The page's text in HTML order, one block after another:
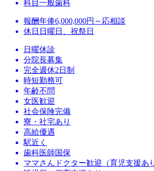
科目 一般歯科
報酬年俸6,000,000円～応相談
休日 日曜日、祝祭日
日曜休診
分院長募集
完全週休2日制
時短勤務可
年齢不問
女医歓迎
社会保険完備
寮・社宅あり
高給優遇
駅近く
歯科医師国保
ママさんドクター歓迎（育児支援あ